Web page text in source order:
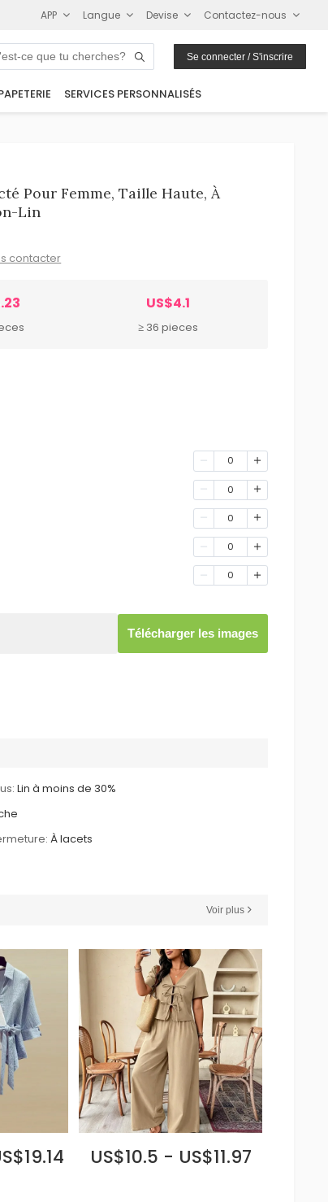
APP Langue Devise Contactez-nous
Se connecter / S'inscrire
SERVICES PERSONNALISÉS
Pour Femme, Taille Haute, À
Lin
contacter
US$4.1
≥ 36 pieces
0
0
0
0
0
Télécharger les images
Lin à moins de 30%
À lacets
Voir plus
US$10.5 - US$11.97